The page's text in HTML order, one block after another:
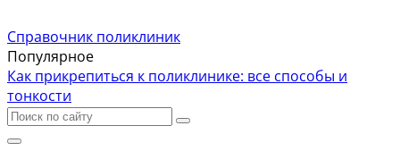
Справочник поликлиник
Популярное
Как прикрепиться к поликлинике: все способы и
тонкости